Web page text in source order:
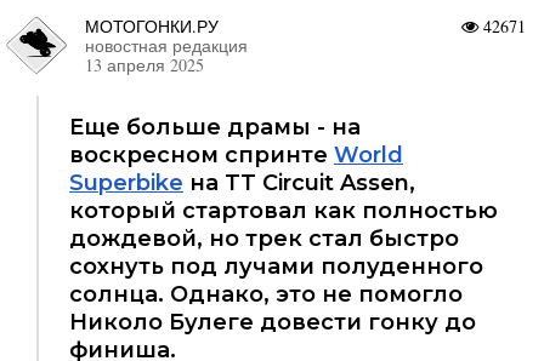
42671
МОТОГОНКИ.РУ
новостная редакция
13 апреля 2025
Еще больше драмы - на
воскресном спринте World
Superbike на TT Circuit Assen,
который стартовал как полностью
дождевой, но трек стал быстро
сохнуть под лучами полуденного
солнца. Однако, это не помогло
Николо Булеге довести гонку до
финиша.